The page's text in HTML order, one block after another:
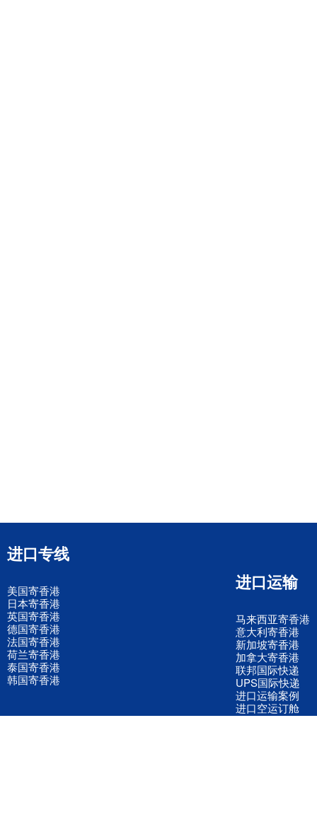
进口专线
美国寄香港
日本寄香港
英国寄香港
德国寄香港
法国寄香港
荷兰寄香港
泰国寄香港
韩国寄香港
进口运输
马来西亚寄香港
意大利寄香港
新加坡寄香港
加拿大寄香港
联邦国际快递
UPS国际快递
进口运输案例
进口空运订舱